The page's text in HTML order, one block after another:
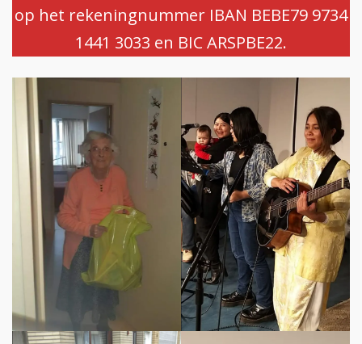
op het rekeningnummer IBAN BEBE79 9734
1441 3033 en BIC ARSPBE22.